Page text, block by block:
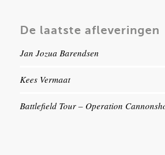
De laatste afleveringen
Jan Jozua Barendsen
Kees Vermaat
Battlefield Tour – Operation